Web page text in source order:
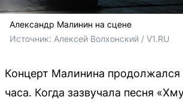
Александр Малинин на сцене
Источник: Алексей Волхонский / V1.RU
Концерт Малинина продолжался
часа. Когда зазвучала песня